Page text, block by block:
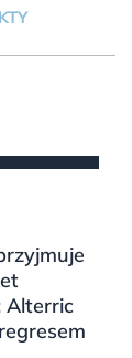
Alterric